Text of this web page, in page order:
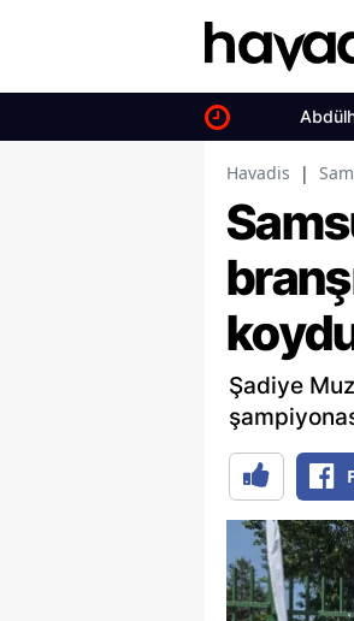
Abdülhamid
Havadis |
Şadiye